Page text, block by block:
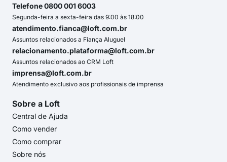
Telefone 0800 001 6003
Segunda-feira a sexta-feira das 9:00 às 18:00
atendimento.fianca@loft.com.br
Assuntos relacionados a Fiança Aluguel
relacionamento.plataforma@loft.com.br
Assuntos relacionados ao CRM Loft
imprensa@loft.com.br
Atendimento exclusivo aos profissionais de imprensa
Sobre a Loft
Central de Ajuda
Como vender
Como comprar
Sobre nós